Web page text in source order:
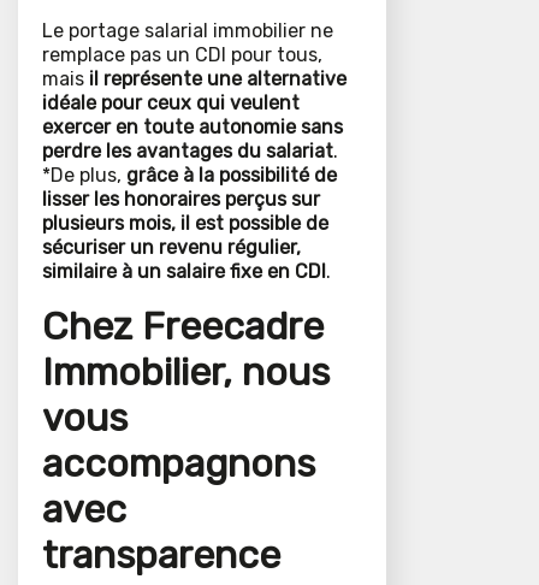
Le portage salarial immobilier ne
remplace pas un CDI pour tous,
mais il représente une alternative
idéale pour ceux qui veulent
exercer en toute autonomie sans
perdre les avantages du salariat.
*De plus, grâce à la possibilité de
lisser les honoraires perçus sur
plusieurs mois, il est possible de
sécuriser un revenu régulier,
similaire à un salaire fixe en CDI.
Chez Freecadre
Immobilier, nous
vous
accompagnons
avec
transparence